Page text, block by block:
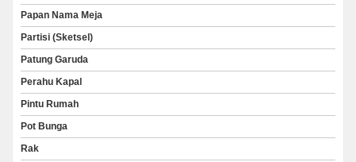
Papan Nama Meja
Partisi (Sketsel)
Patung Garuda
Perahu Kapal
Pintu Rumah
Pot Bunga
Rak